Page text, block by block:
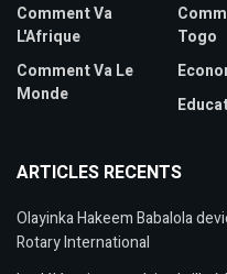
Comment Va
L'Afrique
Comment Va Le
Monde
Togo
ARTICLES RECENTS
Olayinka Hakeem Babalola
Rotary International